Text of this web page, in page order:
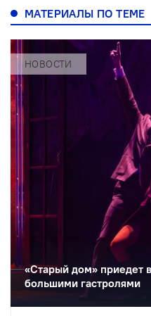
МАТЕРИАЛЫ ПО ТЕМЕ
НОВОСТИ
«Старый дом» приедет
большими гастролями